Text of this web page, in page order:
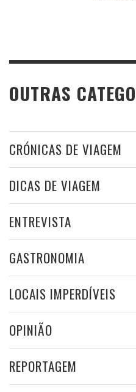
OUTRAS
CRÓNICAS DE VIAGEM
DICAS DE VIAGEM
ENTREVISTA
GASTRONOMIA
LOCAIS IMPERDÍVEIS
OPINIÃO
REPORTAGEM